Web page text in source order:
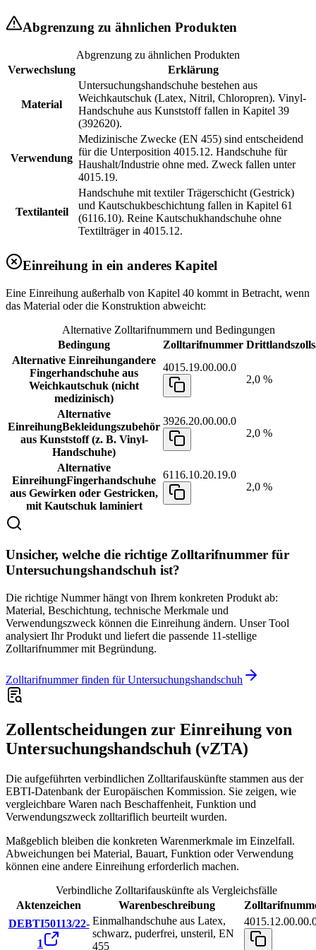
Abgrenzung zu ähnlichen Produkten
Abgrenzung zu ähnlichen Produkten
Verwechslung
Erklärung
Material
Untersuchungshandschuhe bestehen aus
Weichkautschuk (Latex, Nitril, Chloropren). Vinyl-
Handschuhe aus Kunststoff fallen in Kapitel 39
(392620).
Verwendung
Medizinische Zwecke (EN 455) sind entscheidend
für die Unterposition 4015.12. Handschuhe für
Haushalt/Industrie ohne med. Zweck fallen unter
4015.19.
Textilanteil
Handschuhe mit textiler Trägerschicht (Gestrick)
und Kautschukbeschichtung fallen in Kapitel 61
(6116.10). Reine Kautschukhandschuhe ohne
Textilträger in 4015.12.
Einreihung in ein anderes Kapitel
Eine Einreihung außerhalb von Kapitel 40 kommt in Betracht, wenn
das Material oder die Konstruktion abweicht:
Alternative Zolltarifnummern und Bedingungen
Bedingung
Zolltarifnummer
Alternative Einreihungandere
Fingerhandschuhe aus
Weichkautschuk (nicht
medizinisch)
4015.19.00.00.0
2,0 %
Alternative
EinreihungBekleidungszubehör
aus Kunststoff (z. B. Vinyl-
Handschuhe)
3926.20.00.00.0
2,0 %
Alternative
EinreihungFingerhandschuhe
aus Gewirken oder Gestricken,
mit Kautschuk laminiert
6116.10.20.19.0
2,0 %
Unsicher, welche die richtige Zolltarifnummer für
Untersuchungshandschuh ist?
Die richtige Nummer hängt von Ihrem konkreten Produkt ab:
Material, Beschichtung, technische Merkmale und
Verwendungszweck können die Einreihung ändern. Unser Tool
analysiert Ihr Produkt und liefert die passende 11-stellige
Zolltarifnummer mit Begründung.
Zolltarifnummer finden für Untersuchungshandschuh
Zollentscheidungen zur Einreihung von
Untersuchungshandschuh (vZTA)
Die aufgeführten verbindlichen Zolltarifauskünfte stammen aus der
EBTI-Datenbank der Europäischen Kommission. Sie zeigen, wie
vergleichbare Waren nach Beschaffenheit, Funktion und
Verwendungszweck zolltariflich beurteilt wurden.
Maßgeblich bleiben die konkreten Warenmerkmale im Einzelfall.
Abweichungen bei Material, Bauart, Funktion oder Verwendung
können eine andere Einreihung erforderlich machen.
Verbindliche Zolltarifauskünfte als Vergleichsfälle
Aktenzeichen
Warenbeschreibung
DEBTI50113/22-
1
Einmalhandschuhe aus Latex,
schwarz, puderfrei, unsteril, EN
455